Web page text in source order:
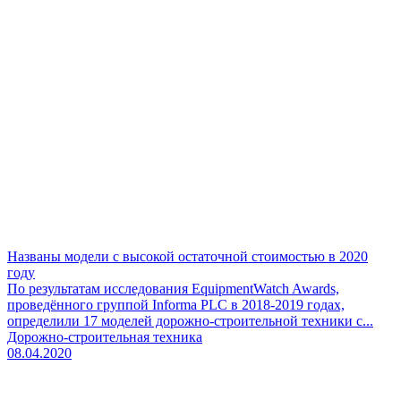
Названы модели с высокой остаточной стоимостью в 2020
году
По результатам исследования EquipmentWatch Awards,
проведённого группой Informa PLC в 2018-2019 годах,
определили 17 моделей дорожно-строительной техники с...
Дорожно-строительная техника
08.04.2020